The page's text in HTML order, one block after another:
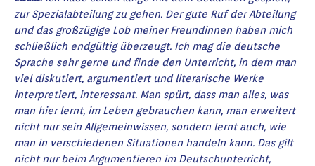
zur Spezialabteilung zu gehen. Der gute Ruf der Abteilung
und das großzügige Lob meiner Freundinnen haben mich
schließlich endgültig überzeugt. Ich mag die deutsche
Sprache sehr gerne und finde den Unterricht, in dem man
viel diskutiert, argumentiert und literarische Werke
interpretiert, interessant. Man spürt, dass man alles, was
man hier lernt, im Leben gebrauchen kann, man erweitert
nicht nur sein Allgemeinwissen, sondern lernt auch, wie
man in verschiedenen Situationen handeln kann. Das gilt
nicht nur beim Argumentieren im Deutschunterricht,